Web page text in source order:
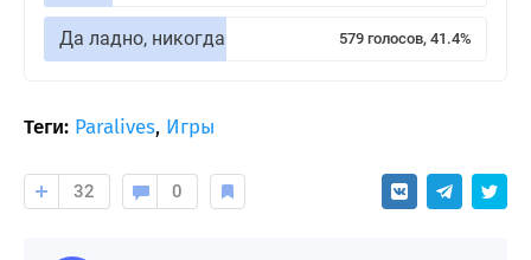
Да ладно, никогда 579 голосов, 41.4%
Теги: Paralives, Игры
32 0